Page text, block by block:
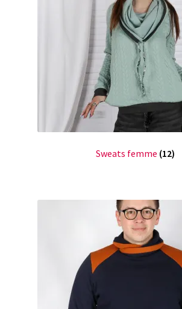
Sweats femme (12)